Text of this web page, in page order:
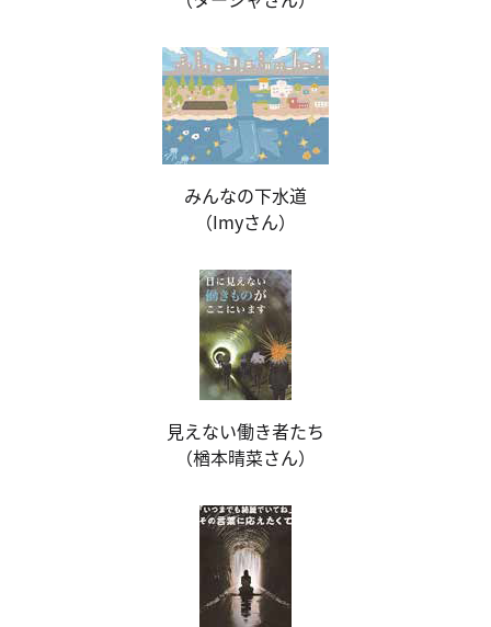
みんなの下水道
（Imyさん）
見えない働き者たち
（楢本晴菜さん）